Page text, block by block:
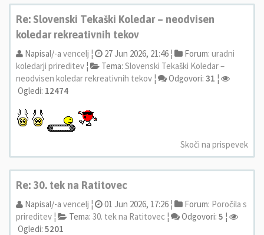
Re: Slovenski Tekaški Koledar – neodvisen
koledar rekreativnih tekov
Napisal/-a vencelj ¦ 27 Jun 2026, 21:46 ¦ Forum: uradni
koledarji prireditev ¦ Tema: Slovenski Tekaški Koledar –
neodvisen koledar rekreativnih tekov ¦ Odgovori: 31 ¦
Ogledi: 12474
Skoči na prispevek
Re: 30. tek na Ratitovec
Napisal/-a vencelj ¦ 01 Jun 2026, 17:26 ¦ Forum: Poročila s
prireditev ¦ Tema: 30. tek na Ratitovec ¦ Odgovori: 5 ¦
Ogledi: 5201